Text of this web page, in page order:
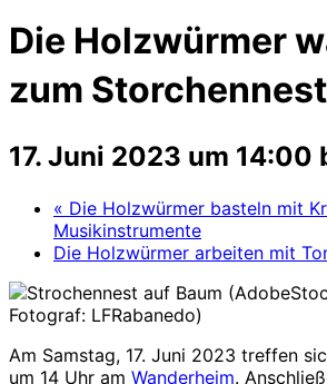
Die Holzwürmer
zum
17. Juni 2023 um 14:00
« Die Holzwürmer basteln mit
Musikinstrumente
Die Holzwürmer arbeiten mit
Am Samstag, 17. Juni 2023 treffen
um 14 Uhr am Wanderheim.